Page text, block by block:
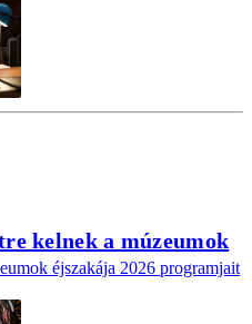
kelnek a múzeumok
éjszakája 2026 programjait